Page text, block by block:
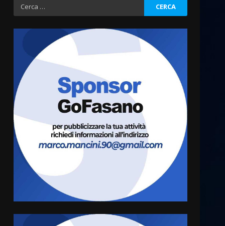
Ricerca
per:
Fasanese ferito a colpi di
arma da fuoco
6 Agosto 2026 18:13
4
Carta d’identità: continua il
piano di aperture
straordinarie del Comune di
Fasano
6 Agosto 2026 14:16
5
Grazia Neglia, coordinatrice
cittadina di Fratelli d’Italia,
pronta a tornare in Consiglio
6 Agosto 2026 08:00